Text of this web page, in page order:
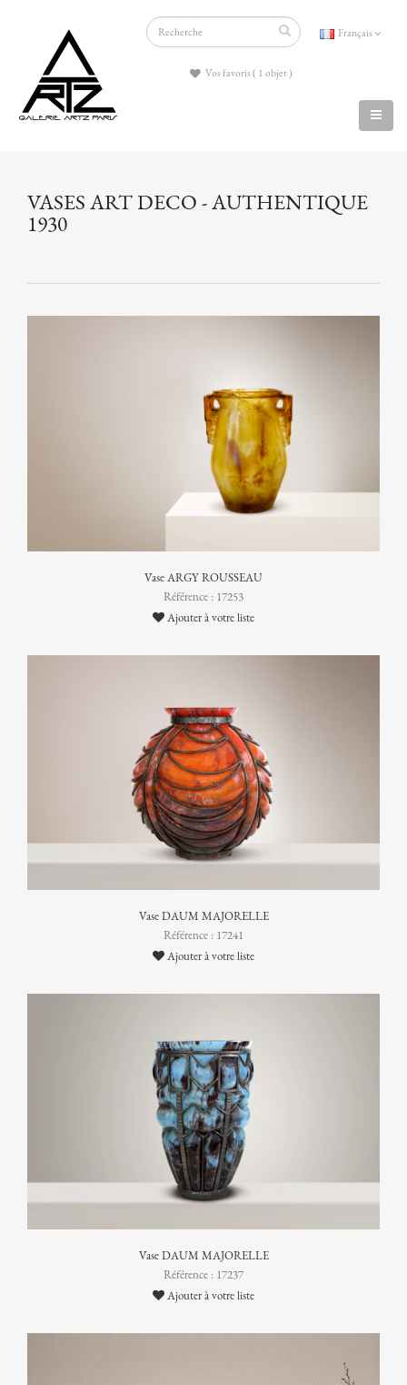
Français
Vos favoris ( 1 objet )
VASES ART DECO - AUTHENTIQUE
1930
Vase ARGY ROUSSEAU
Référence : 17253
Ajouter à votre liste
Vase DAUM MAJORELLE
Référence : 17241
Ajouter à votre liste
Vase DAUM MAJORELLE
Référence : 17237
Ajouter à votre liste